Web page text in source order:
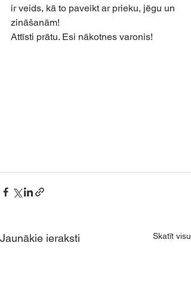
ir veids, kā to paveikt ar prieku, jēgu un
zināšanām!
Attīsti prātu. Esi nākotnes varonis!
Jaunākie ieraksti Skatīt visu